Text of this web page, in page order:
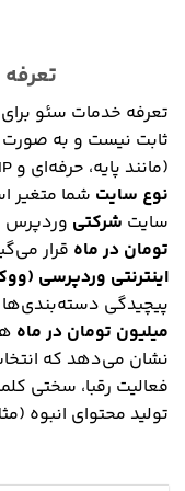
تعرفه خدمات سئو
ثابت نیست و به
(مانند پایه، حرفه‌ای و VIP) تعیین می‌شود. این هزینه بر اساس
نوع سایت شما متغیر
سایت شرکتی وردپرس
تومان در ماه قرار
اینترنتی وردپرسی
پیچیدگی دسته‌بندی‌ها
میلیون تومان در ماه
نشان می‌دهد که
فعالیت رقبا، سختی
تولید محتوای انبوه (مثلاً ۴ تا ۲۰ محتوا در ماه) صورت